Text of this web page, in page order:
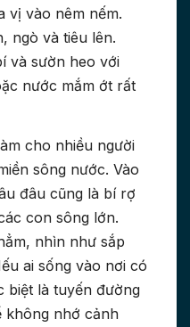
vị vào nêm nếm.
ngò và tiêu lên.
và sườn heo với
nước mắm ớt rất
cho nhiều người
sông nước. Vào
đâu cũng là bí rợ
con sông lớn.
nhìn như sắp
ai sống vào nơi có
biệt là tuyến đường
không nhớ cảnh